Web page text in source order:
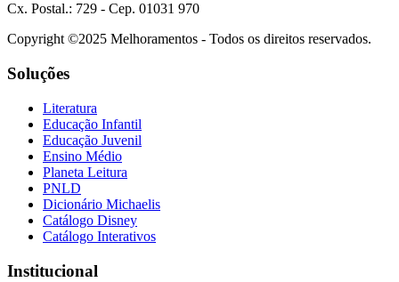
Cx. Postal.: 729 - Cep. 01031 970
Copyright ©2025 Melhoramentos - Todos os direitos reservados.
Soluções
Literatura
Educação Infantil
Educação Juvenil
Ensino Médio
Planeta Leitura
PNLD
Dicionário Michaelis
Catálogo Disney
Catálogo Interativos
Institucional